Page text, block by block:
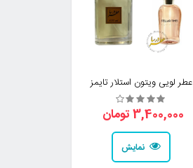
عطر لویی ویتون استلار تایمز
3,400,000 تومان
نمایش